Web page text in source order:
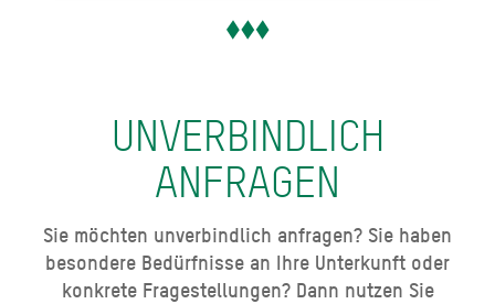
UNVERBINDLICH
ANFRAGEN
Sie möchten unverbindlich anfragen? Sie haben
besondere Bedürfnisse an Ihre Unterkunft oder
konkrete Fragestellungen? Dann nutzen Sie